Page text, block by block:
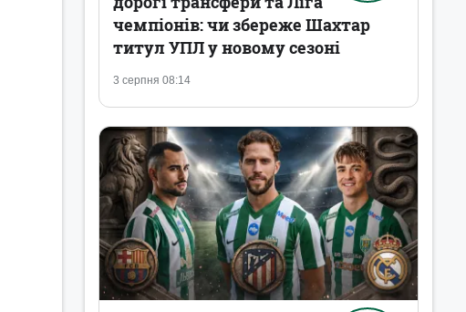
3 серпня 08:14
чемпіонів: чи збереже Шахтар
титул УПЛ у новому сезоні